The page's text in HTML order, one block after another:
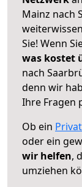
Mainz nach
Sie! Wenn
was kostet
nach
denn wir
Ihre Fragen
Ob ein
oder ein
wir helfen,
umziehen